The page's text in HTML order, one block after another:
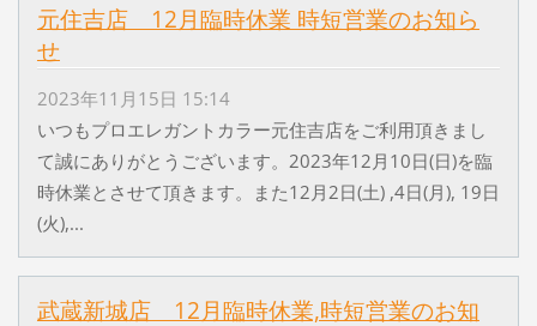
元住吉店 12月臨時休業 時短営業のお知ら
せ
2023年11月15日 15:14
いつもプロエレガントカラー元住吉店をご利用頂きまし
て誠にありがとうございます。2023年12月10日(日)を臨
時休業とさせて頂きます。また12月2日(土) ,4日(月), 19日
(火),...
武蔵新城店 12月臨時休業,時短営業のお知